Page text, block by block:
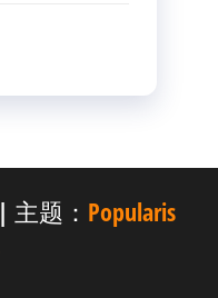
| 主题： Popularis